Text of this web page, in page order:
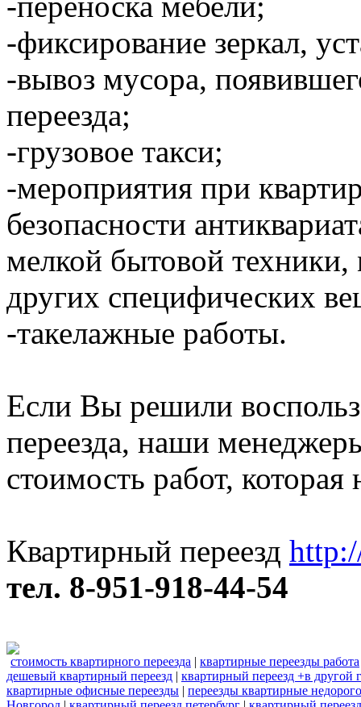
-фиксирование зеркал,
-вывоз мусора,
переезда;
-грузовое такси;
-мероприятия при
безопасности
мелкой бытовой техники,
других специфических
-такелажные работы.
Если Вы решили
переезда, наши
стоимость работ, которая
Квартирный переезд
тел. 8-951-918-44-54
стоимость квартирного переезда | квартирные переезды работа
дешевый квартирный переезд | квартирный переезд +в другой
квартирные офисные переезды | переезды квартирные недорого